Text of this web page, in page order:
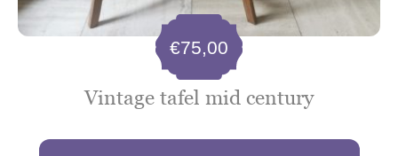
Vintage tafel mid century
€75,00